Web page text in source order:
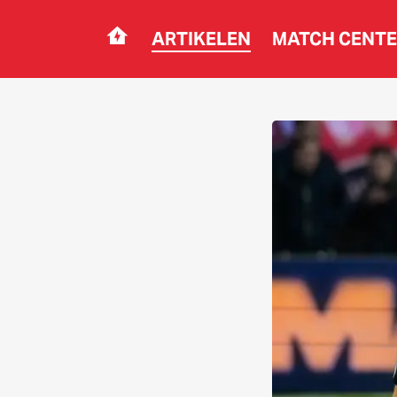
Navigation ARTIKELEN MATCH